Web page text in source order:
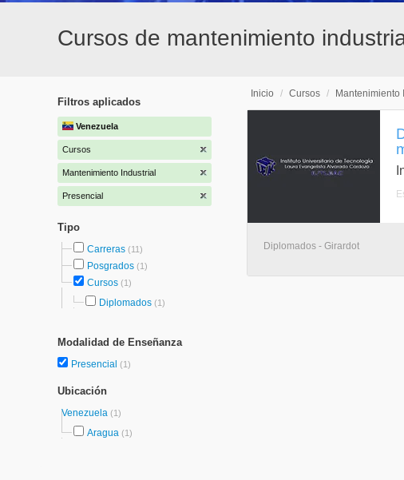
Cursos de mantenimiento
Filtros aplicados
Venezuela
Cursos
Mantenimiento Industrial
Presencial
Tipo
Carreras (11)
Posgrados (1)
Cursos (1)
Diplomados (1)
Modalidad de Enseñanza
Presencial (1)
Ubicación
Venezuela (1)
Aragua (1)
Inicio / Cursos / Mantenimiento
Diplomados - Girardot